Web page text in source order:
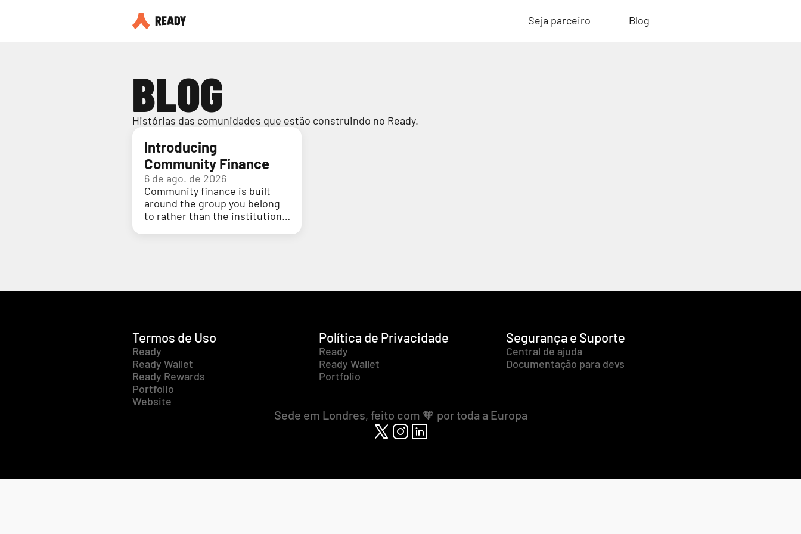
Seja parceiro Blog
BLOG
Histórias das comunidades que estão construindo no Ready.
Introducing
Community Finance
6 de ago. de 2026
Community finance is built
around the group you belong
to rather than the institution
Termos de Uso
Ready
Ready Wallet
Ready Rewards
Portfolio
Website
Política de Privacidade
Ready
Ready Wallet
Portfolio
Segurança e Suporte
Central de ajuda
Documentação para devs
Sede em Londres, feito com 🧡 por toda a Europa